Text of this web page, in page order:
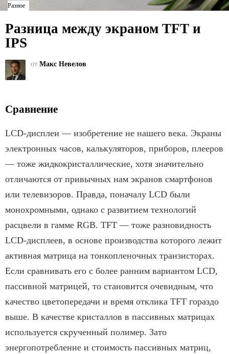
Разное
Разница между экраном TFT и
IPS
от Макс Невелов
Сравнение
LCD-дисплеи — изобретение не нашего века. Экраны
электронных часов, калькуляторов, приборов, плееров
— тоже жидкокристаллические, хотя значительно
отличаются от привычных нам экранов смартфонов
или телевизоров. Правда, поначалу LCD были
монохромными, однако с развитием технологий
расцвели в гамме RGB. TFT — тоже разновидность
LCD-дисплеев, в основе производства которого лежит
активная матрица на тонкопленочных транзисторах.
Если сравнивать его с более ранним вариантом LCD,
пассивной матрицей, то становится очевидным, что
качество цветопередачи и время отклика TFT гораздо
выше. В качестве кристаллов в пассивных матрицах
используется скрученный полимер. Зато
энергопотребление и стоимость пассивных матриц,